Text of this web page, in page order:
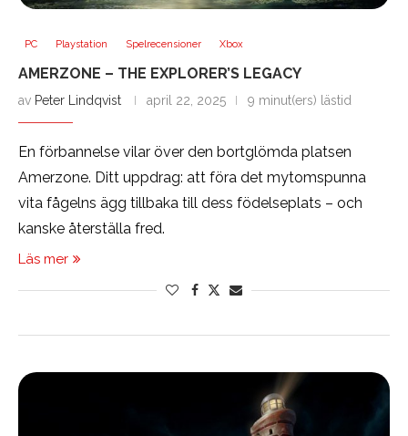
PC Playstation Spelrecensioner Xbox
AMERZONE – THE EXPLORER’S LEGACY
av Peter Lindqvist april 22, 2025 9 minut(ers) lästid
En förbannelse vilar över den bortglömda platsen
Amerzone. Ditt uppdrag: att föra det mytomspunna
vita fågelns ägg tillbaka till dess födelseplats – och
kanske återställa fred.
Läs mer